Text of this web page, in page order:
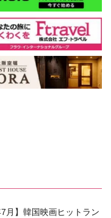
7月】韓国映画ヒットラン